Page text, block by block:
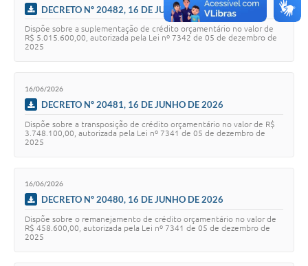
DECRETO Nº 20482, 16 DE JUNHO DE 2026
Dispõe sobre a suplementação de crédito orçamentário no valor de
R$ 5.015.600,00, autorizada pela Lei nº 7342 de 05 de dezembro de
2025
16/06/2026
DECRETO Nº 20481, 16 DE JUNHO DE 2026
Dispõe sobre a transposição de crédito orçamentário no valor de R$
3.748.100,00, autorizada pela Lei nº 7341 de 05 de dezembro de
2025
16/06/2026
DECRETO Nº 20480, 16 DE JUNHO DE 2026
Dispõe sobre o remanejamento de crédito orçamentário no valor de
R$ 458.600,00, autorizada pela Lei nº 7341 de 05 de dezembro de
2025